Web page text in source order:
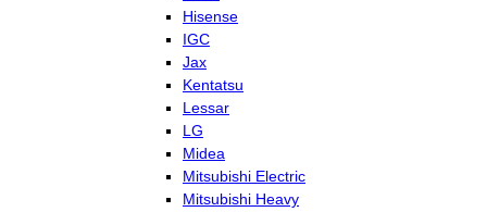
Hisense
IGC
Jax
Kentatsu
Lessar
LG
Midea
Mitsubishi Electric
Mitsubishi Heavy